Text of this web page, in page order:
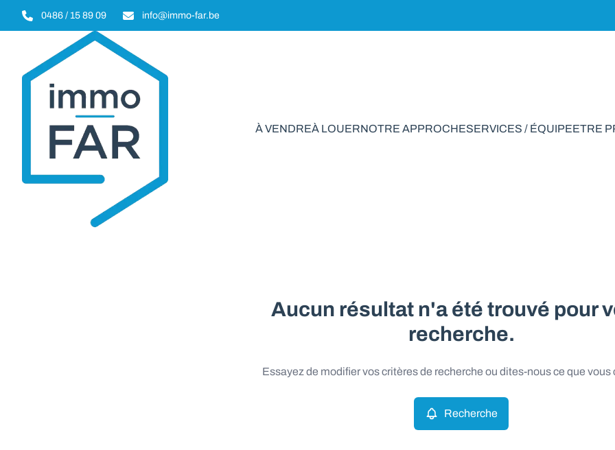
Aller au contenu principal
0486 / 15 89 09 info@immo-far.be
À VENDREÀ LOUERNOTRE APPROCHESERVICES / ÉQUIPEETRE
Aucun résultat n'a été trouvé pour
recherche.
Essayez de modifier vos critères de recherche ou dites-nous ce que vous
Recherche